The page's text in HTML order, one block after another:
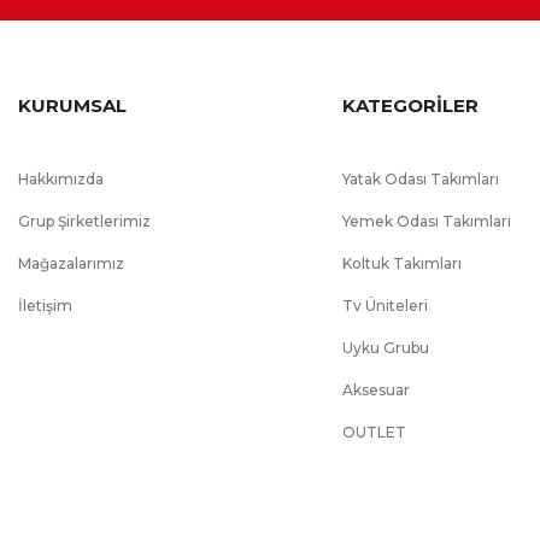
ve sağlığa zararsız kanserojen
Modüler mobilya çeşitlerinde ürün ölçüleri sabittir ve özel ölçü
KURUMSAL
Hakkımızda
Grup Şirketlerimiz
Mağazalarımız
İletişim
KATEGORİLER
Yatak Odası Takımları
Yemek Odası Takımları
Koltuk Takımları
Tv Üniteleri
Uyku Grubu
Aksesuar
OUTLET